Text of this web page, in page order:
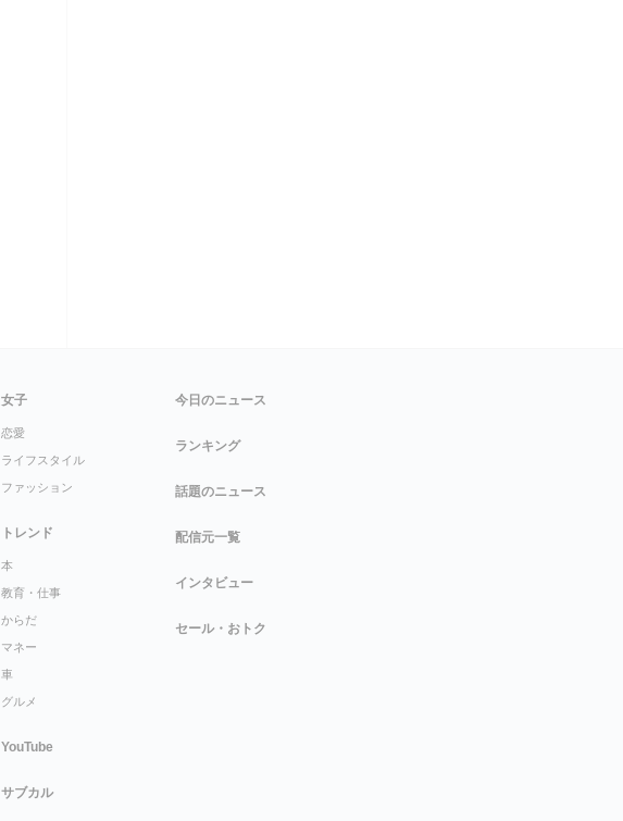
女子
恋愛
ライフスタイル
ファッション
トレンド
本
教育・仕事
からだ
マネー
車
グルメ
YouTube
サブカル
今日のニュース
ランキング
話題のニュース
配信元一覧
インタビュー
セール・おトク